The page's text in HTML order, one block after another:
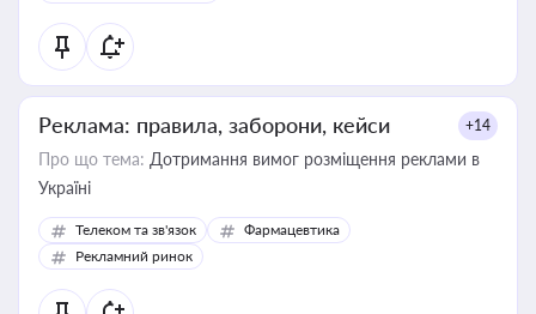
Реклама: правила, заборони, кейси +14
Про що тема: Дотримання вимог розміщення реклами в
Україні
Телеком та зв'язок
Фармацевтика
Рекламний ринок